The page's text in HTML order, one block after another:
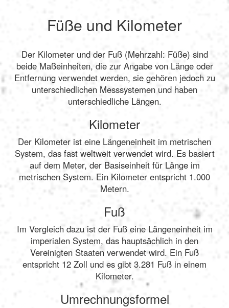
Füße und Kilometer
Der Kilometer und der Fuß (Mehrzahl: Füße) sind
beide Maßeinheiten, die zur Angabe von Länge oder
Entfernung verwendet werden, sie gehören jedoch zu
unterschiedlichen Messsystemen und haben
unterschiedliche Längen.
Kilometer
Der Kilometer ist eine Längeneinheit im metrischen
System, das fast weltweit verwendet wird. Es basiert
auf dem Meter, der Basiseinheit für Länge im
metrischen System. Ein Kilometer entspricht 1.000
Metern.
Fuß
Im Vergleich dazu ist der Fuß eine Längeneinheit im
imperialen System, das hauptsächlich in den
Vereinigten Staaten verwendet wird. Ein Fuß
entspricht 12 Zoll und es gibt 3.281 Fuß in einem
Kilometer.
Umrechnungsformel